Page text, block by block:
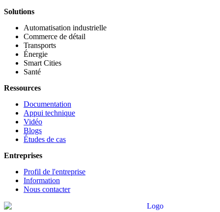
Solutions
Automatisation industrielle
Commerce de détail
Transports
Énergie
Smart Cities
Santé
Ressources
Documentation
Appui technique
Vidéo
Blogs
Études de cas
Entreprises
Profil de l'entreprise
Information
Nous contacter